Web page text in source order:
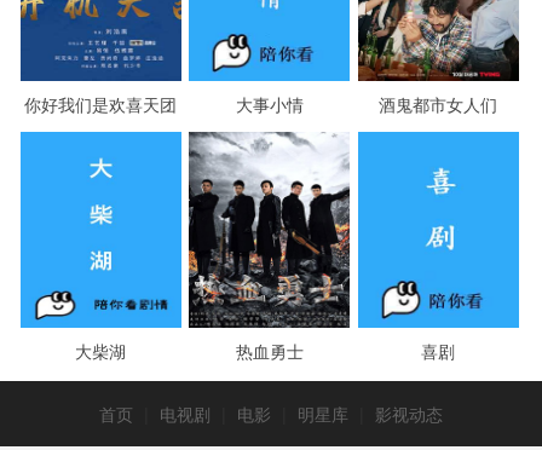
你好我们是欢喜天团 大事小情 酒鬼都市女人们
大柴湖 热血勇士 喜剧
首页 电视剧 电影 明星库 影视动态